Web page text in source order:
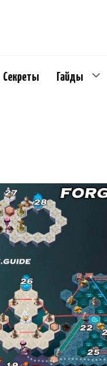
Секреты Гайды